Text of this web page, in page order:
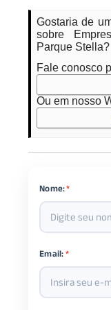
Gostaria de
sobre
Parque Stella?
Fale conosco
Ou em nosso
Nome:*
Email:*